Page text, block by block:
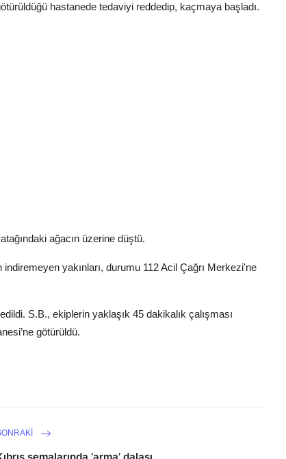
hastanede tedaviyi reddedip, kaçmaya başladı.
ağacın üzerine düştü.
indiremeyen yakınları, durumu 112 Acil Çağrı Merkezi'ne
S.B., ekiplerin yaklaşık 45 dakikalık çalışması
götürüldü.